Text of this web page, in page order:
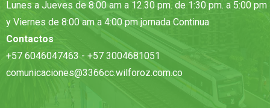
Lunes a Jueves de 8:00 am a 12.30 pm. de 1:30 pm. a 5:00 pm
y Viernes de 8:00 am a 4:00 pm jornada Continua
Contactos
+57 6046047463 - +57 3004681051
comunicaciones@3366cc.wilforoz.com.co